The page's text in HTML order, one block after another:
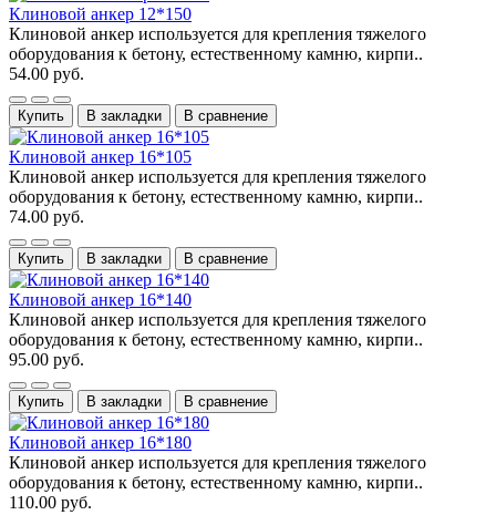
Клиновой анкер 12*150
Клиновой анкер используется для крепления тяжелого
оборудования к бетону, естественному камню, кирпи..
54.00 руб.
Купить В закладки В сравнение
Клиновой анкер 16*105
Клиновой анкер используется для крепления тяжелого
оборудования к бетону, естественному камню, кирпи..
74.00 руб.
Купить В закладки В сравнение
Клиновой анкер 16*140
Клиновой анкер используется для крепления тяжелого
оборудования к бетону, естественному камню, кирпи..
95.00 руб.
Купить В закладки В сравнение
Клиновой анкер 16*180
Клиновой анкер используется для крепления тяжелого
оборудования к бетону, естественному камню, кирпи..
110.00 руб.